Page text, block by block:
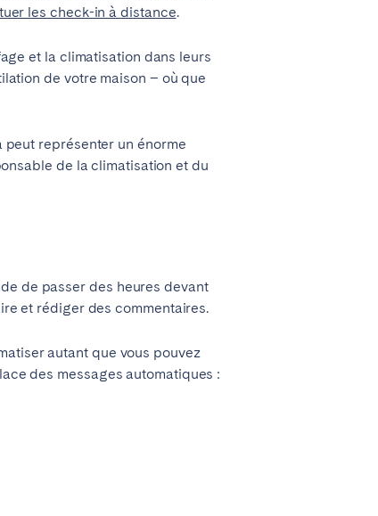
les check-in à distance.
et la climatisation dans leurs
de votre maison – où que
représenter un énorme
de la climatisation et du
de passer des heures devant
et rédiger des commentaires.
autant que vous pouvez
des messages automatiques :